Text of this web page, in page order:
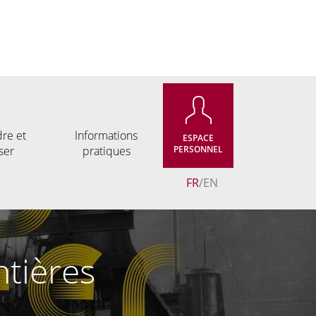
et
Informations
pratiques
ESPACE
PERSONNEL
FR EN